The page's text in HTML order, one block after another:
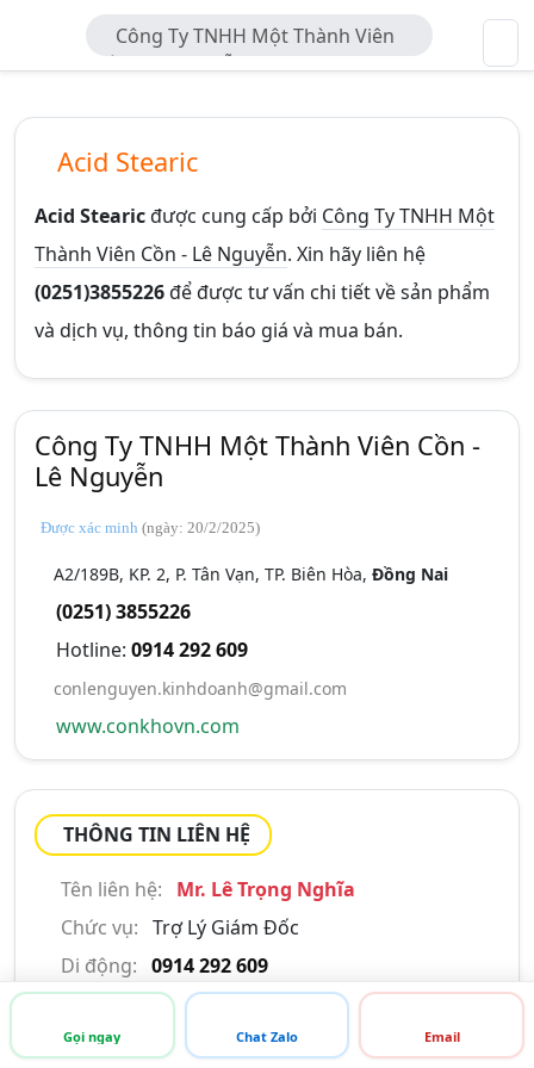
Công Ty TNHH Một Thành Viên
Cồn - Lê Nguyễn
Acid Stearic
Acid Stearicđược cung cấp bởi Công Ty TNHH Một
Thành Viên Cồn - Lê Nguyễn. Xin hãy liên hệ
(0251)3855226để được tư vấn chi tiết về sản phẩm
và dịch vụ, thông tin báo giá và mua bán.
Công Ty TNHH Một Thành Viên Cồn -
Lê Nguyễn
Được xác minh (ngày: 20/2/2025)
A2/189B, KP. 2, P. Tân Vạn, TP. Biên Hòa, Đồng Nai
(0251) 3855226
Hotline: 0914 292 609
conlenguyen.kinhdoanh@gmail.com
www.conkhovn.com
THÔNG TIN LIÊN HỆ
Tên liên hệ:
Mr. Lê Trọng Nghĩa
Chức vụ: Trợ Lý Giám Đốc
Di động: 0914 292 609
conlenguyen.kinhdoanh@gmail.com
Gọi ngay Chat Zalo Email